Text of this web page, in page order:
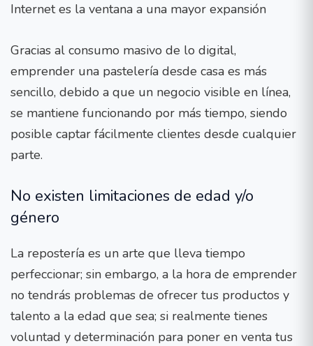
Internet es la ventana a una mayor expansión
Gracias al consumo masivo de lo digital,
emprender una pastelería desde casa es más
sencillo, debido a que un negocio visible en línea,
se mantiene funcionando por más tiempo, siendo
posible captar fácilmente clientes desde cualquier
parte.
No existen limitaciones de edad y/o
género
La repostería es un arte que lleva tiempo
perfeccionar; sin embargo, a la hora de emprender
no tendrás problemas de ofrecer tus productos y
talento a la edad que sea; si realmente tienes
voluntad y determinación para poner en venta tus